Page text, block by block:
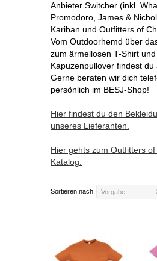
Anbieter Switcher (inkl.
Promodoro, James &
Kariban und Outfitters of
Vom Outdoorhemd über
zum ärmellosen T-Shirt
Kapuzenpullover findest du
Gerne beraten wir dich
persönlich im BESJ-Shop!
Hier findest du den
unseres Lieferanten.
Hier gehts zum Outfitters
Katalog.
Sortieren nach Vorgabe